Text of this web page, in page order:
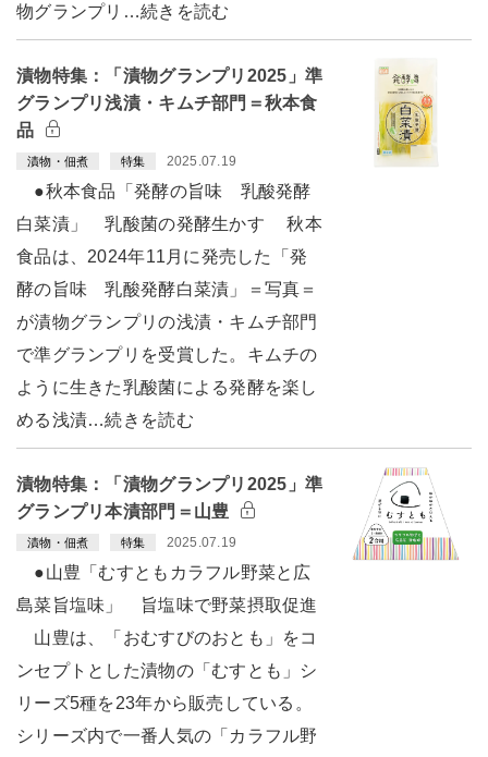
物グランプリ…続きを読む
漬物特集：「漬物グランプリ2025」準
グランプリ浅漬・キムチ部門＝秋本食
品
漬物・佃煮 特集 2025.07.19
●秋本食品「発酵の旨味 乳酸発酵
白菜漬」 乳酸菌の発酵生かす 秋本
食品は、2024年11月に発売した「発
酵の旨味 乳酸発酵白菜漬」＝写真＝
が漬物グランプリの浅漬・キムチ部門
で準グランプリを受賞した。キムチの
ように生きた乳酸菌による発酵を楽し
める浅漬…続きを読む
漬物特集：「漬物グランプリ2025」準
グランプリ本漬部門＝山豊
漬物・佃煮 特集 2025.07.19
●山豊「むすともカラフル野菜と広
島菜旨塩味」 旨塩味で野菜摂取促進
山豊は、「おむすびのおとも」をコ
ンセプトとした漬物の「むすとも」シ
リーズ5種を23年から販売している。
シリーズ内で一番人気の「カラフル野